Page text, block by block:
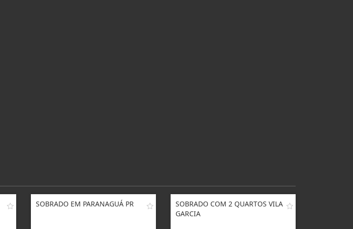
SOBRADO EM PARANAGUÁ PR
SOBRADO COM 2 QUARTOS VILA
GARCIA